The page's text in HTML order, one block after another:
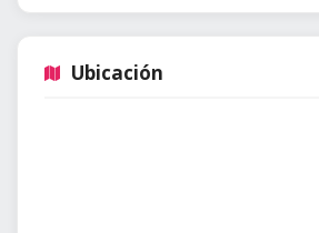
Ubicación